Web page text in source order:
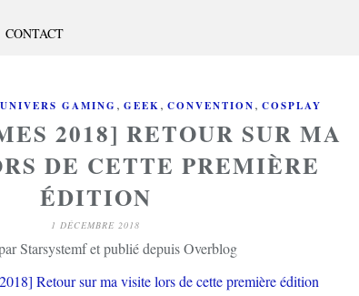
CONTACT
UNIVERS GAMING , GEEK, CONVENTION, COSPLAY
2018] RETOUR SUR MA
DE CETTE PREMIÈRE
ÉDITION
1 DÉCEMBRE 2018
Starsystemf et publié depuis Overblog